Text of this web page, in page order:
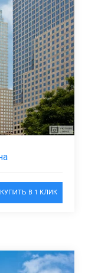
КУПИТЬ В 1 КЛИК